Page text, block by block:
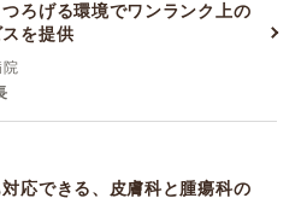
ろげる環境でワンランク上の
を提供
院
応できる、皮膚科と腫瘍科の